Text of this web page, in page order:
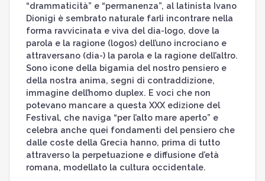
“drammaticità” e “permanenza”, al latinista Ivano
Dionigi è sembrato naturale farli incontrare nella
forma ravvicinata e viva del dia-logo, dove la
parola e la ragione (logos) dell’uno incrociano e
attraversano (dia-) la parola e la ragione dell’altro.
Sono icone della bigamia del nostro pensiero e
della nostra anima, segni di contraddizione,
immagine dell’homo duplex. E voci che non
potevano mancare a questa XXX edizione del
Festival, che naviga “per l’alto mare aperto” e
celebra anche quei fondamenti del pensiero che
dalle coste della Grecia hanno, prima di tutto
attraverso la perpetuazione e diffusione d’età
romana, modellato la cultura occidentale.